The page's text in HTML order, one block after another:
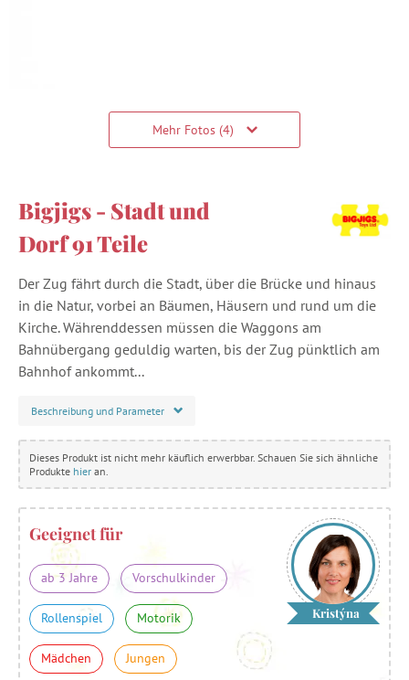
Mehr Fotos (4)
Bigjigs - Stadt und
Dorf 91 Teile
Der Zug fährt durch die Stadt, über die Brücke und hinaus
in die Natur, vorbei an Bäumen, Häusern und rund um die
Kirche. Währenddessen müssen die Waggons am
Bahnübergang geduldig warten, bis der Zug pünktlich am
Bahnhof ankommt...
Beschreibung und Parameter
Dieses Produkt ist nicht mehr käuflich erwerbbar. Schauen Sie sich ähnliche
Produkte hier an.
Geeignet für
ab 3 Jahre Vorschulkinder
Rollenspiel Motorik
Mädchen Jungen
Kristýna